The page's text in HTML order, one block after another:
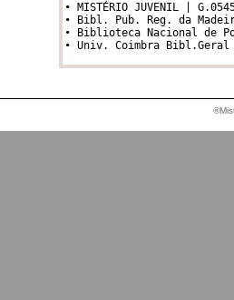
• MISTÉRIO JUVENIL |
• Bibl. Pub. Reg. da
• Biblioteca Nacional de